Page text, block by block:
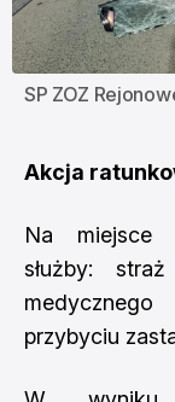
SP ZOZ
Akcja
Na miejsce
służby:
przybyciu